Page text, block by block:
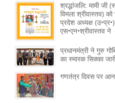
श्रद्धांजलि: मामी जी
विमला श्रीवास्तव) को
प्रदेश अध्यक्ष
एस•एन•श्रीवास्तव ने
प्रधानमंत्री ने गुरु
का स्मारक सिक्का
गणतंत्र दिवस पर आन